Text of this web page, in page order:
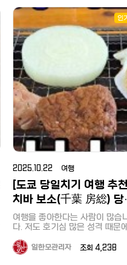
https://open.kakao.com/o/
일본인·외국인 → LINE 오픈챗
プンチャット「TOKYO TASTE
CREW ????????」
https://line.me/ti/g2/
※ 카카오톡을 쓰지 않으시는 분
LINE으로 입장하셔도 됩니다. 편하
신 채널로 입장해주세요. 문의:
tokyotastecrew@gmail.com
에 대한 관심이 뜨겁기도 했었는
이미 그전에 아빠어디가, VJ특공대,
캐시미어 화보촬영까지 뉴질랜드의
풍경을 담아간 TV프로그램들이
희 홍길동투어와 함께 했다는거
고계시나요 ? 많은 경력의 베테랑
가이드분들과 오랜 경력의 저희
장님을 믿고 현지 코디를 맡겨주
어요~ 뉴질랜드의 대자연을 느끼며
신나는 시간을 보냈던 '아빠어디
팀 ! 현장에 함께 하셨던 저희 사장
님도 송종국,윤민수,이종혁씨와
께 인증샷을 남기기도 했는데 사진
뒤로 보이는 배경이 정말 아름답
? vj 특공대가 뉴질랜드에 방문했을
때도 저희 홍길동 투어가 함께였습
니다. ^^ 로토루아, 그리고 와이토모,
타우포에서 뉴질랜드의 광활한
과 멋진 지열지대를 카메라에 담고
많은 분들과 홍길동투어가 함께
력을 했는데요^^ 한컷한컷 아름다운
뉴질랜드를 담아내기위해굉장히
은 노력과 분주함이 보이는 사진
구요~ 로토루아의 아름다운 풍경인
데요 맑고 푸른하늘의 색깔이 눈에
제일 먼저 들어옵니다~
인
2025.10.22 여행
[도쿄 당일치기 여행 추
치바 보소(千葉 房総) 당
치기 버스 투어! 조개구이
뷔페, 도쿄만 횡단유람
여행을 좋아한다는 사람이 많습
다. 저도 호기심 많은 성격 때문
즐기는 것을 누구보다 좋아합니
하지만 막상 시간이 있어서 여행
일한모관리자 조회 4,238